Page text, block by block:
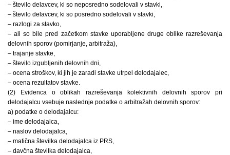
– število delavcev, ki so neposredno sodelovali v stavki,
– število delavcev, ki so posredno sodelovali v stavki,
– razlogi za stavko,
– ali so bile pred začetkom stavke uporabljene druge oblike razreševanja
delovnih sporov (pomirjanje, arbitraža),
– trajanje stavke,
– število izgubljenih delovnih dni,
– ocena stroškov, ki jih je zaradi stavke utrpel delodajalec,
– ocena rezultatov stavke.
(2) Evidenca o oblikah razreševanja kolektivnih delovnih sporov pri
delodajalcu vsebuje naslednje podatke o arbitražah delovnih sporov:
a) podatke o delodajalcu:
– ime delodajalca,
– naslov delodajalca,
– matična številka delodajalca iz PRS,
– davčna številka delodajalca,